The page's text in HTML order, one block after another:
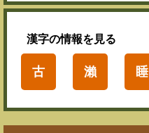
漢字の情報を見る
古 瀨 睡